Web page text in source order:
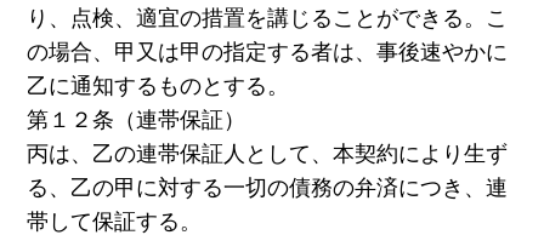
り、点検、適宜の措置を講じることができる。こ
の場合、甲又は甲の指定する者は、事後速やかに
乙に通知するものとする。
第１２条（連帯保証）
丙は、乙の連帯保証人として、本契約により生ず
る、乙の甲に対する一切の債務の弁済につき、連
帯して保証する。